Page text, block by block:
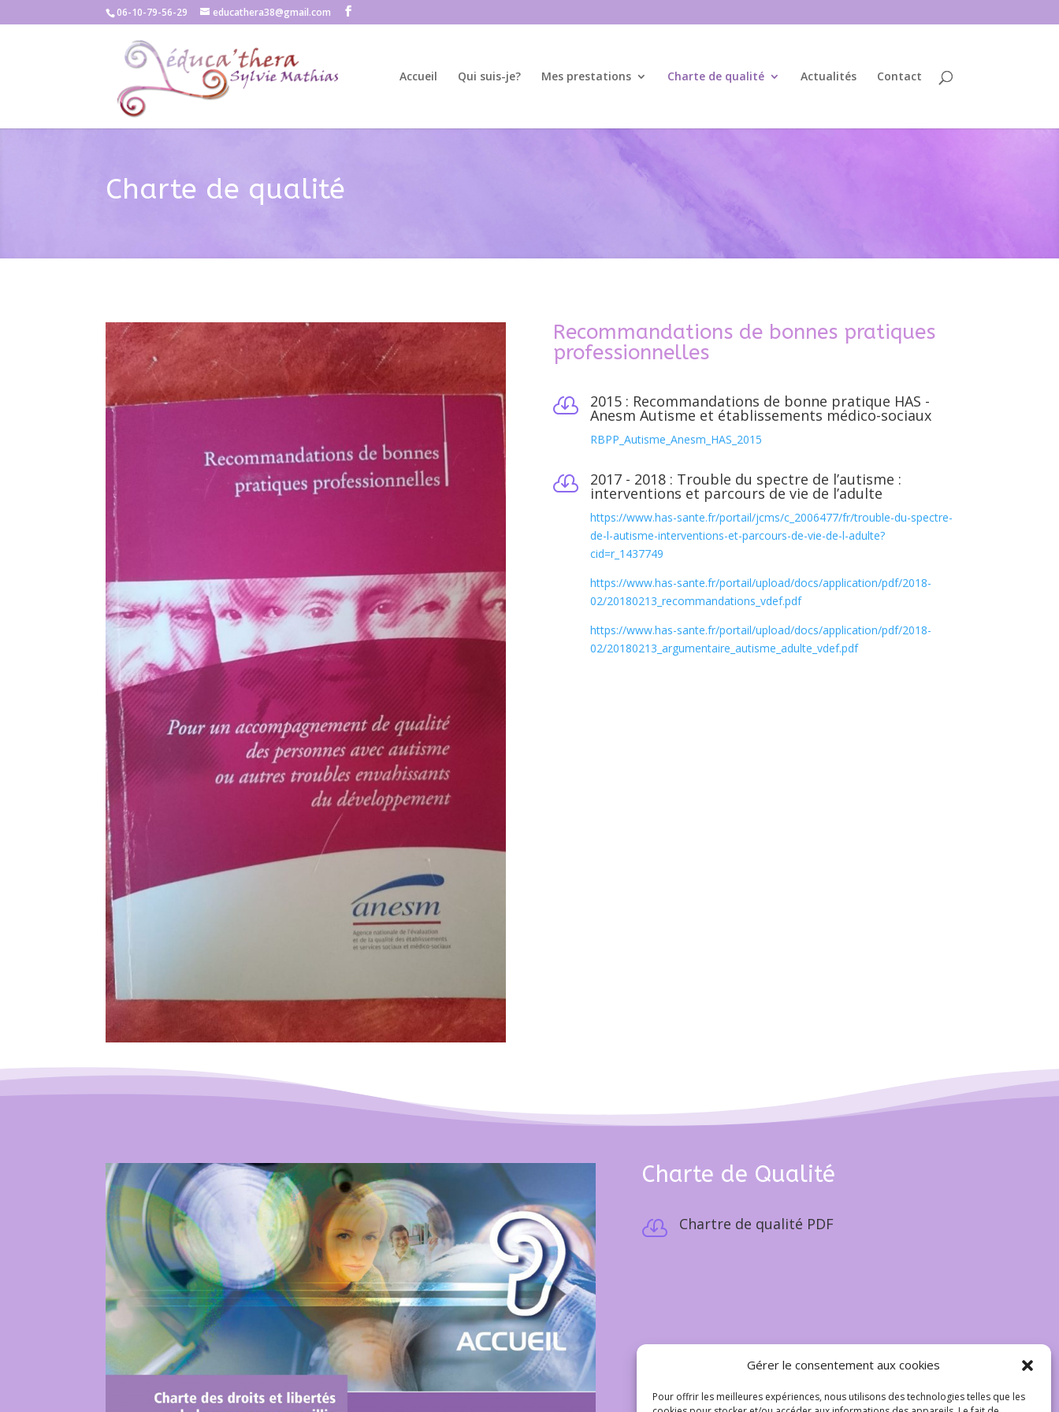
Gérer le consentement aux cookies
Pour offrir les meilleures expériences, nous utilisons des technologies telles que les
06-10-79-56-29 educathera38@gmail.com
Accueil Qui suis-je? Mes prestations Charte de qualité Actualités Contact
Charte de qualité
Recommandations de bonnes pratiques
professionnelles
 2015 : Recommandations de bonne pratique HAS -
Anesm Autisme et établissements médico-sociaux
RBPP_Autisme_Anesm_HAS_2015
 2017 - 2018 : Trouble du spectre de l’autisme :
interventions et parcours de vie de l’adulte
https://www.has-sante.fr/portail/jcms/c_2006477/fr/trouble-du-spectre-
de-l-autisme-interventions-et-parcours-de-vie-de-l-adulte?
cid=r_1437749
https://www.has-sante.fr/portail/upload/docs/application/pdf/2018-
02/20180213_recommandations_vdef.pdf
https://www.has-sante.fr/portail/upload/docs/application/pdf/2018-
02/20180213_argumentaire_autisme_adulte_vdef.pdf
Charte de Qualité
 Chartre de qualité PDF